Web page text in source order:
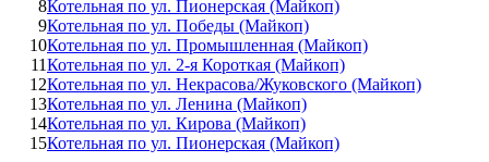
8Котельная по ул. Пионерская (Майкоп)
9Котельная по ул. Победы (Майкоп)
10Котельная по ул. Промышленная (Майкоп)
11Котельная по ул. 2-я Короткая (Майкоп)
12Котельная по ул. Некрасова/Жуковского (Майкоп)
13Котельная по ул. Ленина (Майкоп)
14Котельная по ул. Кирова (Майкоп)
15Котельная по ул. Пионерская (Майкоп)